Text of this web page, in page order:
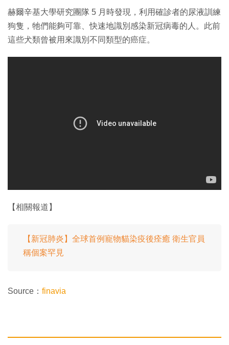
赫爾辛基大學研究團隊 5 月時發現，利用確診者的尿液訓練
狗隻，牠們能夠可靠、快速地識別感染新冠病毒的人。此前
這些犬類曾被用來識別不同類型的癌症。
【相關報道】
【新冠肺炎】全球首例寵物貓染疫後痊癒 衛生官員
稱個案罕見
Source： finavia